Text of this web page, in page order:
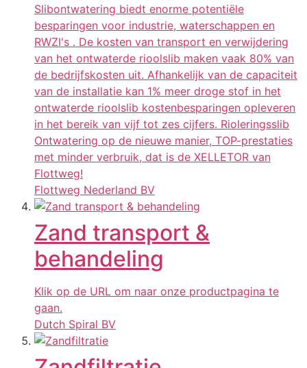
Slibontwatering biedt enorme potentiële
besparingen voor industrie, waterschappen en
RWZI's . De kosten van transport en verwijdering
van het ontwaterde rioolslib maken vaak 80% van
de bedrijfskosten uit. Afhankelijk van de capaciteit
van de installatie kan 1% meer droge stof in het
ontwaterde rioolslib kostenbesparingen opleveren
in het bereik van vijf tot zes cijfers. Rioleringsslib
Ontwatering op de nieuwe manier, TOP-prestaties
met minder verbruik, dat is de XELLETOR van
Flottweg!
Flottweg Nederland BV
Zand transport &
behandeling
Klik op de URL om naar onze productpagina te
gaan.
Dutch Spiral BV